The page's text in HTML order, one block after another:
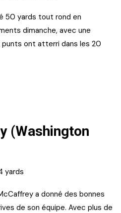
50 yards tout rond en
dimanche, avec une
ont atterri dans les 20
(Washington
yards
a donné des bonnes
de son équipe. Avec plus de